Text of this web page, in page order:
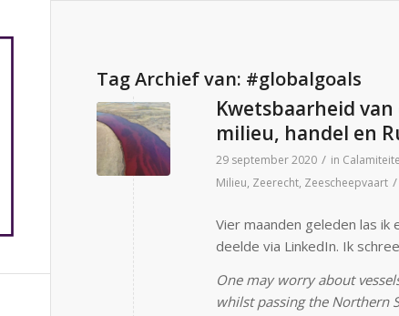
Tag Archief van: #globalgoals
Kwetsbaarheid
milieu, handel en
29 september 2020 / in
Milieu, Zeerecht, Zeescheepvaart /
Vier maanden geleden las ik
deelde via LinkedIn. Ik
One may worry about
whilst passing the Northern